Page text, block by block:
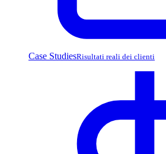
Case StudiesRisultati reali dei clienti